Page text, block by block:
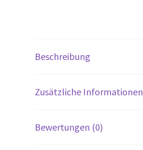
Beschreibung
Zusätzliche Informationen
Bewertungen (0)